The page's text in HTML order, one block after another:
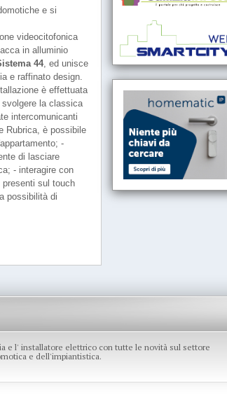
e si
videocitofonica
in alluminio
44, ed unisce
e raffinato design.
è effettuata
svolgere la classica
intercomunicanti
Rubrica, è possibile
-
di lasciare
- interagire con
presenti sul touch
possibilità di
e l' installatore elettrico con tutte le novità sul settore
e dell'impiantistica.